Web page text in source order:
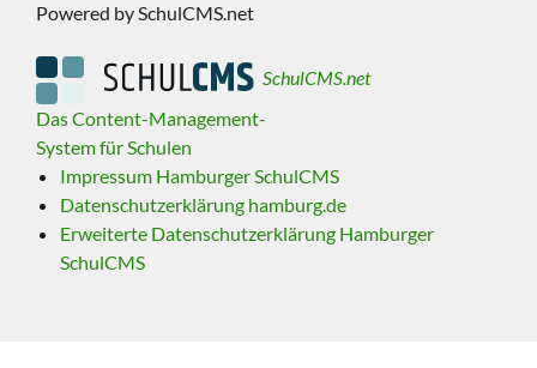
Powered by SchulCMS.net
SchulCMS.net
Das Content-Management-
System für Schulen
Impressum Hamburger SchulCMS
Datenschutzerklärung hamburg.de
Erweiterte Datenschutzerklärung Hamburger
SchulCMS